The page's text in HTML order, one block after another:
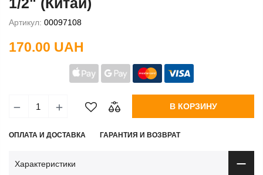
Артикул: 00097108
170.00 UAH
В КОРЗИНУ
ОПЛАТА И ДОСТАВКА ГАРАНТИЯ И ВОЗВРАТ
Характеристики